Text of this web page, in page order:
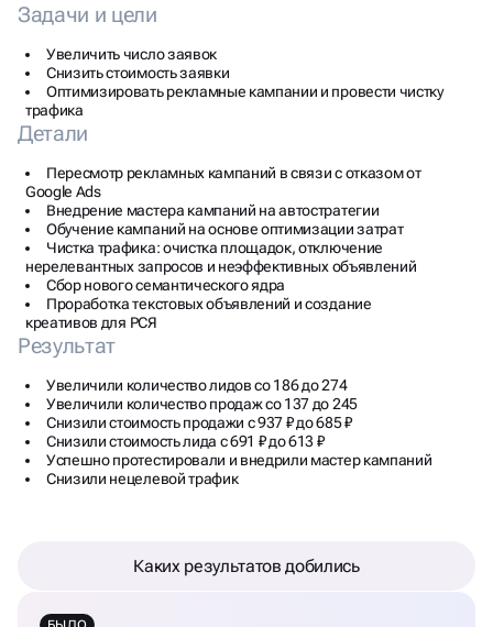
Задачи и цели
Увеличить число заявок
Снизить стоимость заявки
Оптимизировать рекламные кампании и провести чистку
трафика
Детали
Пересмотр рекламных кампаний в связи с отказом от
Google Ads
Внедрение мастера кампаний на автостратегии
Обучение кампаний на основе оптимизации затрат
Чистка трафика: очистка площадок, отключение
нерелевантных запросов и неэффективных объявлений
Сбор нового семантического ядра
Проработка текстовых объявлений и создание
креативов для РСЯ
Результат
Увеличили количество лидов со 186 до 274
Увеличили количество продаж со 137 до 245
Снизили стоимость продажи с 937 ₽ до 685 ₽
Снизили стоимость лида с 691 ₽ до 613 ₽
Успешно протестировали и внедрили мастер кампаний
Снизили нецелевой трафик
Каких результатов добились